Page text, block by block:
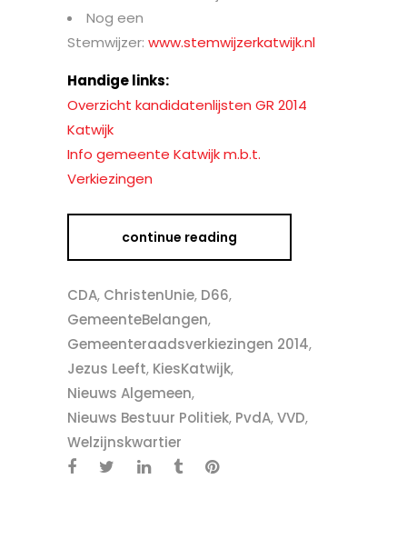
Nog een
Stemwijzer: www.stemwijzerkatwijk.nl
Handige links:
Overzicht kandidatenlijsten GR 2014
Katwijk
Info gemeente Katwijk m.b.t.
Verkiezingen
continue reading
CDA, ChristenUnie, D66,
GemeenteBelangen,
Gemeenteraadsverkiezingen 2014,
Jezus Leeft, KiesKatwijk,
Nieuws Algemeen,
Nieuws Bestuur Politiek, PvdA,VVD,
Welzijnskwartier